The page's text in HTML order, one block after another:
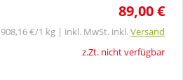
89,00 €
908,16 €/1 kg | inkl. MwSt. inkl.Versand
z.Zt. nicht verfügbar